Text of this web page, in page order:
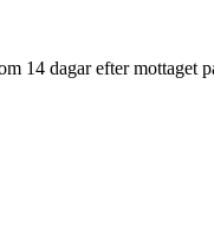
14 dagar efter mottaget